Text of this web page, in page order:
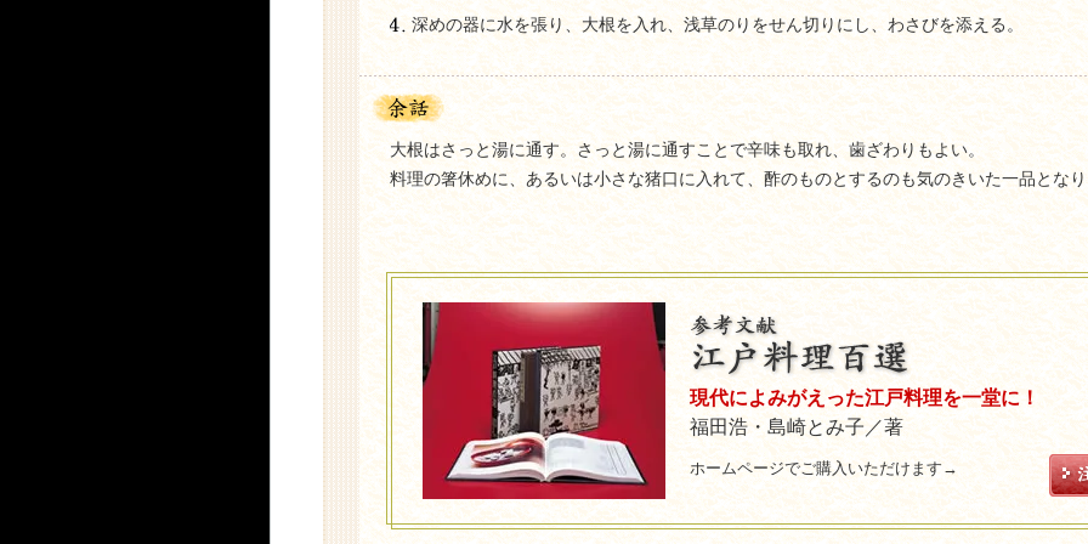
深めの器に水を張り、大根を入れ、浅草のりをせん切りにし、わさびを添える。
大根はさっと湯に通す。さっと湯に通すことで辛味も取れ、歯ざわりもよい。
料理の箸休めに、あるいは小さな猪口に入れて、酢のものとするのも気のきいた一品とな
現代によみがえった江戸料理を一堂に！
福田浩・島崎とみ子／著
ホームページでご購入いただけます→